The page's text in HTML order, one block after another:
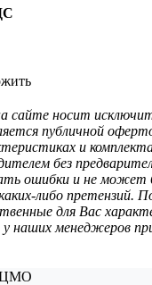
сайте носит
публичной
и
без
ошибки и не может
либо претензий.
для Вас
у наших менеджеров